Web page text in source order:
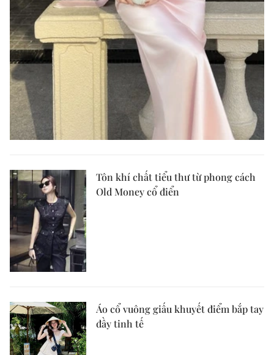
Tôn khí chất tiểu thư từ phong cách
Old Money cổ điển
Áo cổ vuông giấu khuyết điểm bắp tay
đầy tinh tế